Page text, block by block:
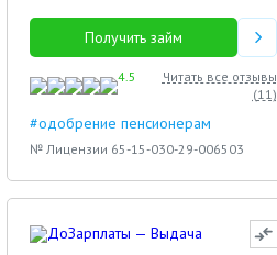
Получить займ
4.5
Читать все отзывы
(11)
#одобрение пенсионерам
№ Лицензии 65-15-030-29-006503